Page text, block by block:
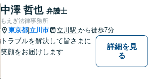
中澤 哲也 弁護士
もえぎ法律事務所
東京都 立川市 立川駅 から徒歩7分
トラブルを解決して皆さまに
笑顔をお届けします
詳細を見
る